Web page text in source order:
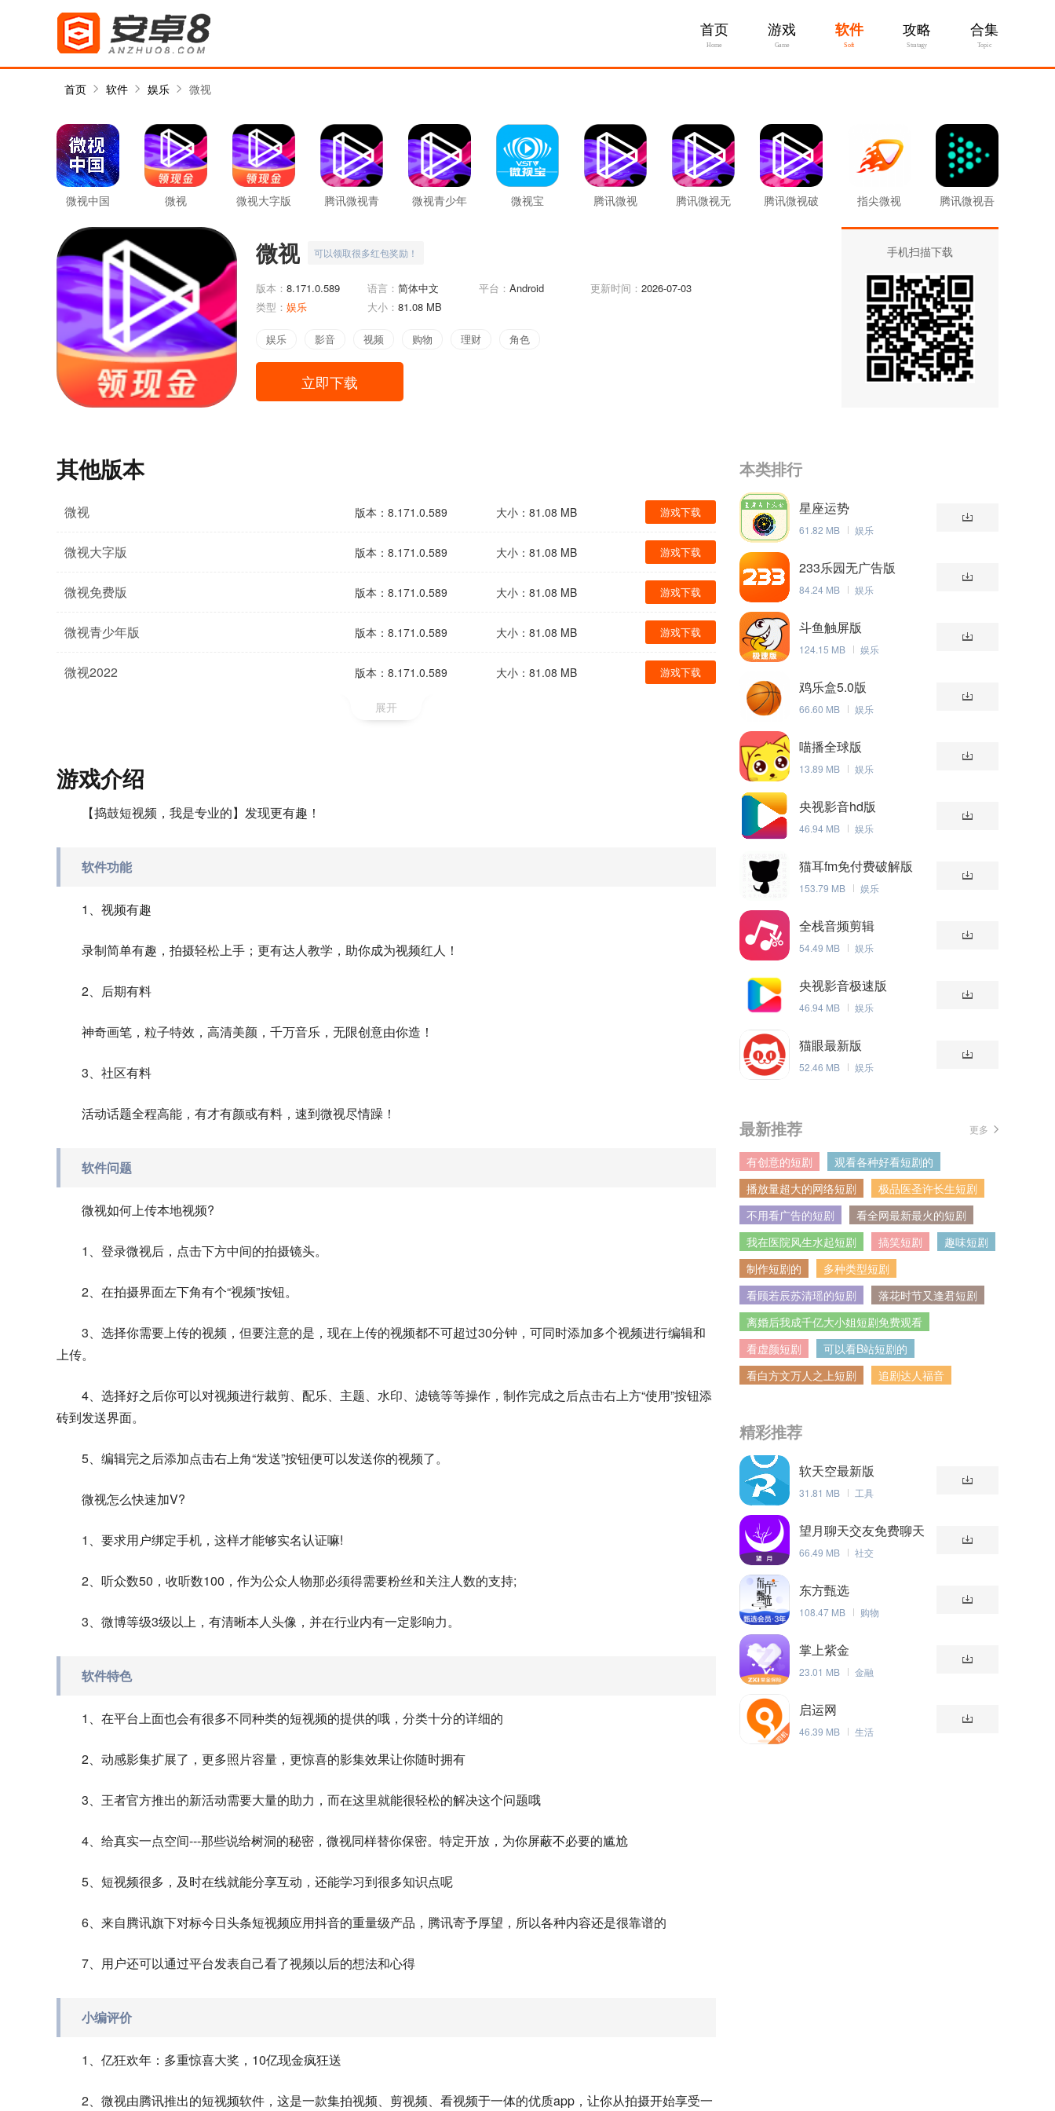
首页
Home
游戏
Game
软件
Soft
攻略
Stratagy
合集
Topic
首页 软件 娱乐 微视
微视中国 微视 微视大字版
腾讯微视青
微视青少年
微视宝 腾讯微视
腾讯微视无
腾讯微视破
指尖微视
腾讯微视吾
手机扫描下载
微视 可以领取很多红包奖励！
版本： 8.171.0.589 语言： 简体中文 平台： Android 更新时间： 2026-07-03
类型： 娱乐 大小： 81.08 MB
娱乐 影音 视频 购物 理财 角色
立即下载
其他版本
微视 版本：8.171.0.589 大小：81.08 MB 游戏下载
微视大字版 版本：8.171.0.589 大小：81.08 MB 游戏下载
微视免费版 版本：8.171.0.589 大小：81.08 MB 游戏下载
微视青少年版 版本：8.171.0.589 大小：81.08 MB 游戏下载
微视2022 版本：8.171.0.589 大小：81.08 MB 游戏下载
展开
游戏介绍
【捣鼓短视频，我是专业的】发现更有趣！
软件功能
1、视频有趣
录制简单有趣，拍摄轻松上手；更有达人教学，助你成为视频红人！
2、后期有料
神奇画笔，粒子特效，高清美颜，千万音乐，无限创意由你造！
3、社区有料
活动话题全程高能，有才有颜或有料，速到微视尽情躁！
软件问题
微视如何上传本地视频?
1、登录微视后，点击下方中间的拍摄镜头。
2、在拍摄界面左下角有个“视频”按钮。
3、选择你需要上传的视频，但要注意的是，现在上传的视频都不可超过30分钟，可同时添加多个视频进行编辑和
上传。
4、选择好之后你可以对视频进行裁剪、配乐、主题、水印、滤镜等等操作，制作完成之后点击右上方“使用”按钮添
砖到发送界面。
5、编辑完之后添加点击右上角“发送”按钮便可以发送你的视频了。
微视怎么快速加V?
1、要求用户绑定手机，这样才能够实名认证嘛!
2、听众数50，收听数100，作为公众人物那必须得需要粉丝和关注人数的支持;
3、微博等级3级以上，有清晰本人头像，并在行业内有一定影响力。
软件特色
1、在平台上面也会有很多不同种类的短视频的提供的哦，分类十分的详细的
2、动感影集扩展了，更多照片容量，更惊喜的影集效果让你随时拥有
3、王者官方推出的新活动需要大量的助力，而在这里就能很轻松的解决这个问题哦
4、给真实一点空间---那些说给树洞的秘密，微视同样替你保密。特定开放，为你屏蔽不必要的尴尬
5、短视频很多，及时在线就能分享互动，还能学习到很多知识点呢
6、来自腾讯旗下对标今日头条短视频应用抖音的重量级产品，腾讯寄予厚望，所以各种内容还是很靠谱的
7、用户还可以通过平台发表自己看了视频以后的想法和心得
小编评价
1、亿狂欢年：多重惊喜大奖，10亿现金疯狂送
2、微视由腾讯推出的短视频软件，这是一款集拍视频、剪视频、看视频于一体的优质app，让你从拍摄开始享受一
本类排行
星座运势
61.82 MB 娱乐
233乐园无广告版
84.24 MB 娱乐
斗鱼触屏版
124.15 MB 娱乐
鸡乐盒5.0版
66.60 MB 娱乐
喵播全球版
13.89 MB 娱乐
央视影音hd版
46.94 MB 娱乐
猫耳fm免付费破解版
153.79 MB 娱乐
全栈音频剪辑
54.49 MB 娱乐
央视影音极速版
46.94 MB 娱乐
猫眼最新版
52.46 MB 娱乐
最新推荐 更多
有创意的短剧
观看各种好看短剧的
播放量超大的网络短剧
极品医圣许长生短剧
不用看广告的短剧
看全网最新最火的短剧
我在医院风生水起短剧
搞笑短剧
趣味短剧
制作短剧的
多种类型短剧
看顾若辰苏清瑶的短剧
落花时节又逢君短剧
离婚后我成千亿大小姐短剧免费观看
看虚颜短剧
可以看B站短剧的
看白方文万人之上短剧
追剧达人福音
精彩推荐
软天空最新版
31.81 MB 工具
望月聊天交友免费聊天
版
66.49 MB 社交
东方甄选
108.47 MB 购物
掌上紫金
23.01 MB 金融
启运网
46.39 MB 生活